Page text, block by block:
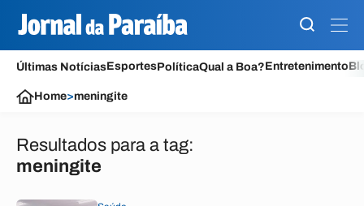
Últimas NotíciasEsportesPolíticaQual a Boa?Entretenimento
Home>meningite
Resultados para a tag:
meningite